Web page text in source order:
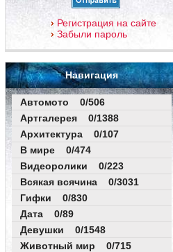
Регистрация на сайте
Забыли пароль
Навигация
Автомото 0/506
Артгалерея 0/1388
Архитектура 0/107
В мире 0/474
Видеоролики 0/223
Всякая всячина 0/3031
Гифки 0/830
Дата 0/89
Девушки 0/1548
Животный мир 0/715